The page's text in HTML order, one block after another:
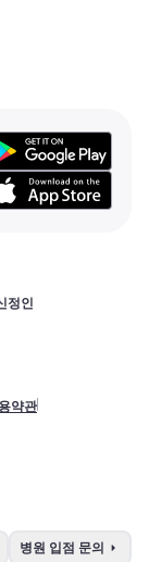
정인
약관
병원 입점 문의 arrow_right